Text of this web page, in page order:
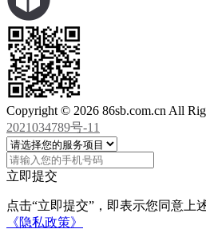
Copyright © 2026 86sb.com.cn All
2021034789号-11
立即提交
点击“立即提交”，即表示您同意上
《隐私政策》